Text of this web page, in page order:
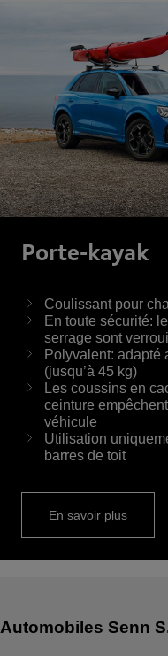
Porte-kayak
Coulissant pour
En toute sécurité:
serrage sont
Polyvalent: adapté
(jusqu’à 45 kg)
Les coussins en
ceinture
véhicule
Utilisation
barres de toit
En savoir plus
Automobiles Senn